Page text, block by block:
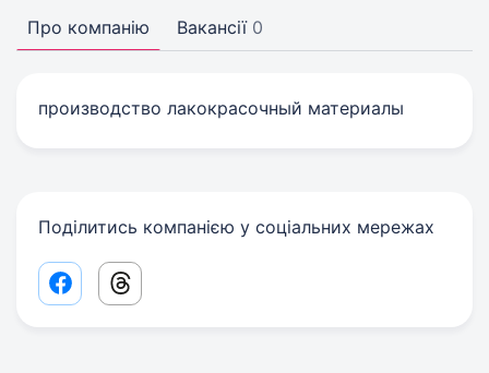
Про компанію Вакансії 0
производство лакокрасочный материалы
Поділитись компанією у соціальних мережах
Facebook share link
Threads share link